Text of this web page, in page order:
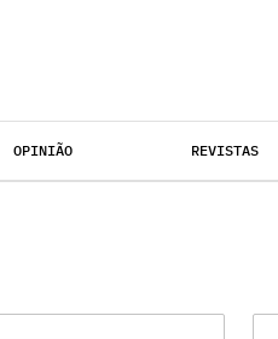
OPINIÃO REVISTAS